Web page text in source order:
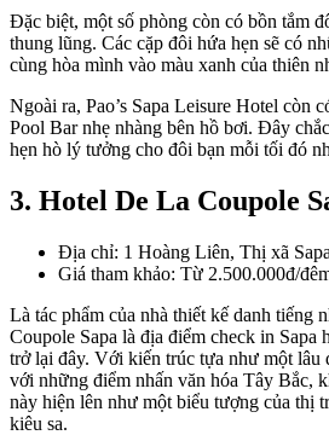
Đặc biệt, một số phòng còn có bồn tắm
thung lũng. Các cặp đôi hứa hẹn sẽ có
cùng hòa mình vào màu xanh của thiên
Ngoài ra, Pao’s Sapa Leisure Hotel còn
Pool Bar nhẹ nhàng bên hồ bơi. Đây
hẹn hò lý tưởng cho đôi bạn mỗi tối đó
3. Hotel De La Coupole
Địa chỉ: 1 Hoàng Liên, Thị xã Sapa
Giá tham khảo: Từ 2.500.000đ/
Là tác phẩm của nhà thiết kế danh tiếng
Coupole Sapa là địa điểm check in Sapa
trở lại đây. Với kiến trúc tựa như một lâu
với những điểm nhấn văn hóa Tây Bắc,
này hiện lên như một biểu tượng của thị
kiêu sa.